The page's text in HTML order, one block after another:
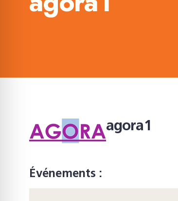
agora1
Événements :